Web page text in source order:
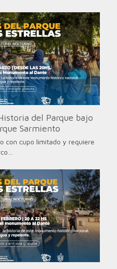
del Parque bajo
Sarmiento
con cupo limitado y requiere